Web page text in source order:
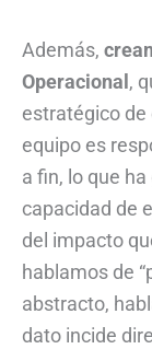
Además,
Operacional ,
estratégico
equipo es
a fin, lo que
capacidad de
del impacto
hablamos de
abstracto,
dato incide